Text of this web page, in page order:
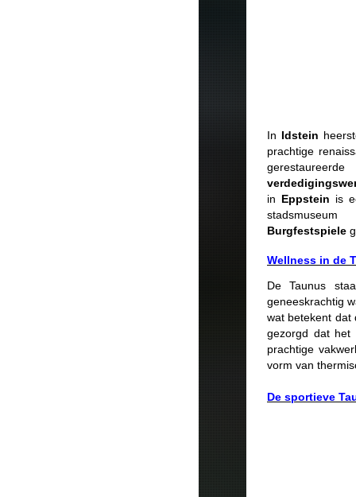
In Idstein
prachtige
in Eppstein is
Burgfestspiele
Wellness in de
De Taunus
geneeskrachtig
wat betekent dat
gezorgd dat
prachtige
vorm van
De sportieve